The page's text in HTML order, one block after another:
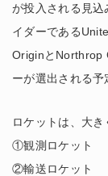
が投入される見
イダーである
OriginとNorthrop
ーが選出される予
ロケットは、大き
①観測ロケット
②輸送ロケット